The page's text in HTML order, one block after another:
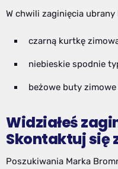
W chwili zaginięcia ubrany
czarną kurtkę
niebieskie spodnie
beżowe buty
Widziałeś
Skontaktuj się
Poszukiwania Marka